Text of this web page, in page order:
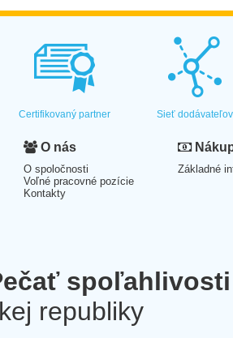
Certifikovaný partner Sieť dodávateľov
O nás
O spoločnosti
Voľné pracovné pozície
Kontakty
Základné
spoľahlivosti
republiky